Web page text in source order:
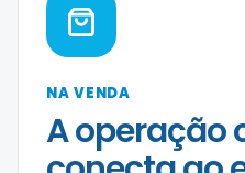
NA VENDA
A operação